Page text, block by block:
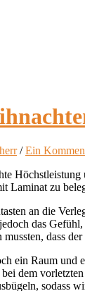
/Ein
Laminat zu
an die
das
dass
ein Raum und
dem
sodass